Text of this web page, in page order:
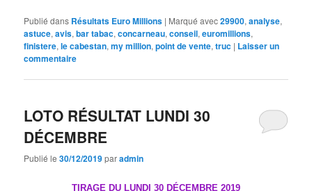
Publié dans Résultats Euro Millions | Marqué avec29900,analyse,
astuce,avis,bar tabac,concarneau,conseil,euromillions,
finistere,le cabestan,my million,point de vente,truc | Laisser un
commentaire
LOTO RÉSULTAT LUNDI 30
DÉCEMBRE
Publié le30/12/2019paradmin
TIRAGE DU LUNDI 30 DÉCEMBRE 2019